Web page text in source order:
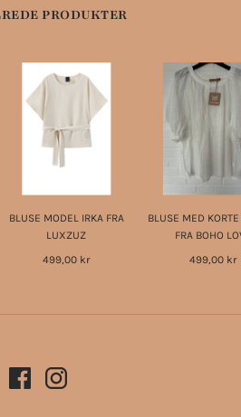
PRODUKTER
BLUSE MODEL IRKA FRA
LUXZUZ
499,00 kr
BLUSE MED
FRA BOHO
499,00 kr